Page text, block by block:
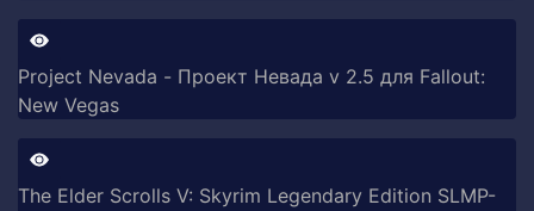
Project Nevada - Проект Невада v 2.5 для Fallout:
New Vegas
The Elder Scrolls V: Skyrim Legendary Edition SLMP-